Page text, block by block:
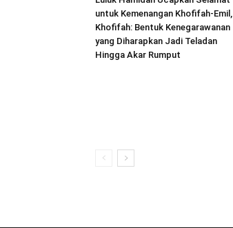
untuk Kemenangan Khofifah-Emil,
Khofifah: Bentuk Kenegarawanan
yang Diharapkan Jadi Teladan
Hingga Akar Rumput